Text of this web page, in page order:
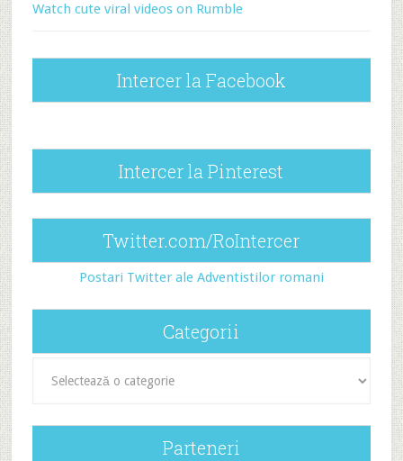
Watch cute viral videos on Rumble
Intercer la Facebook
Intercer la Pinterest
Twitter.com/RoIntercer
Postari Twitter ale Adventistilor romani
Categorii
Parteneri